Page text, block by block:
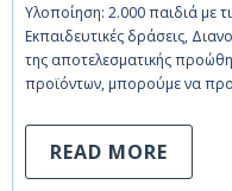
Υλοποίηση: 2.000 παιδιά με
Εκπαιδευτικές δράσεις,
της αποτελεσματικής
προϊόντων, μπορούμε να
READ MORE